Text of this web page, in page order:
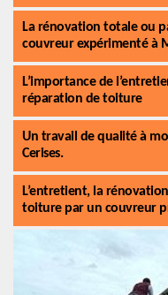
La rénovation totale ou
couvreur expérimenté à
L’importance de
réparation de toiture
Un travail de qualité à
Cerises.
L’entretient, la
toiture par un couvreur